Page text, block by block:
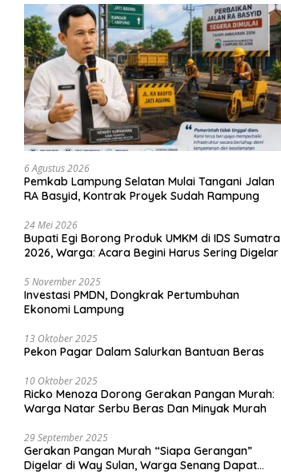
6 Agustus 2026
Pemkab Lampung Selatan Mulai Tangani Jalan
RA Basyid, Kontrak Proyek Sudah Rampung
24 Mei 2026
Bupati Egi Borong Produk UMKM di IDS Sumatra
2026, Warga: Acara Begini Harus Sering Digelar
5 November 2025
Investasi PMDN, Dongkrak Pertumbuhan
Ekonomi Lampung
13 Oktober 2025
Pekon Pagar Dalam Salurkan Bantuan Beras
10 Oktober 2025
Ricko Menoza Dorong Gerakan Pangan Murah:
Warga Natar Serbu Beras Dan Minyak Murah
29 September 2025
Gerakan Pangan Murah “Siapa Gerangan”
Digelar di Way Sulan, Warga Senang Dapat